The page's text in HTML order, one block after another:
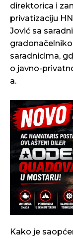
direktorica i
privatizaciju
Jović sa
saradnicima,
o javno-
a.
Kako je